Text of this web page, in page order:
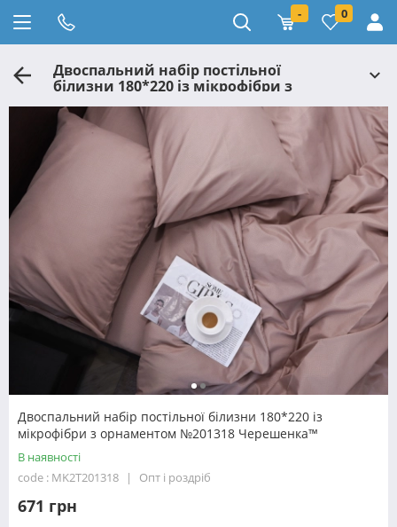
- 0
Двоспальний набір постільної
білизни 180*220 із мікрофібри з
орнаментом №201318 Черешенка™
Двоспальний набір постільної білизни 180*220 із
мікрофібри з орнаментом №201318 Черешенка™
В наявності
code : MK2T201318
Опт і роздріб
671 грн